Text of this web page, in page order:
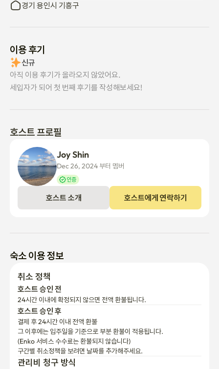
경기 용인시 기흥구
이용 후기
신규
아직 이용 후기가 올라오지 않았어요.
세입자가 되어 첫 번째 후기를 작성해보세요!
호스트 프로필
Joy Shin
Dec 26, 2024 부터 멤버
인증
호스트 소개 호스트에게 연락하기
숙소 이용 정보
취소 정책
호스트 승인 전
24시간 이내에 확정되지 않으면 전액 환불됩니다.
호스트 승인 후
결제 후 24시간 이내 전액 환불
그 이후에는 입주일을 기준으로 부분 환불이 적용됩니다.
(Enko 서비스 수수료는 환불되지 않습니다)
구간별 취소정책을 보려면 날짜를 추가해주세요.
관리비 청구 방식